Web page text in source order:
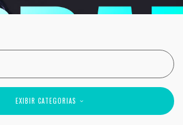
EXIBIR CATEGORIAS